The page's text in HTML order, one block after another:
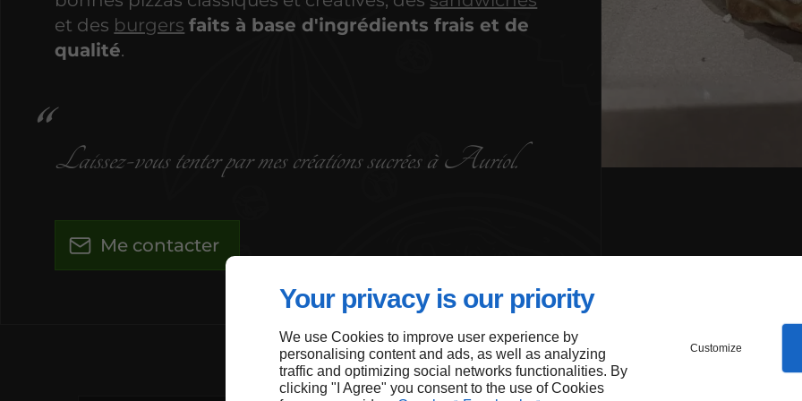
Your privacy is our priority
We use Cookies to improve user experience by
personalising content and ads, as well as analyzing
traffic and optimizing social networks functionalities. By
clicking "I Agree" you consent to the use of Cookies
Customize
et des burgers faits à base d'ingrédients frais et de
qualité.
Laissez-vous tenter par mes créations sucrées à Auriol.
Me contacter